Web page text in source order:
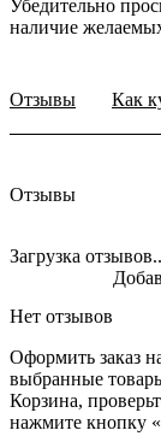
Убедительно
наличие
Отзывы Как
Отзывы
Загрузка
Нет отзывов
Оформить заказ
выбранные
Корзина,
нажмите кнопку